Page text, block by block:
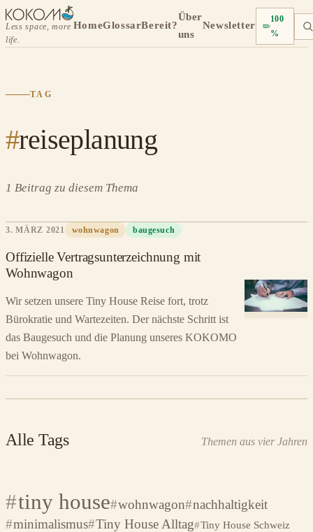
Less space, more
life.
HomeGlossarBereit?
Über
uns
Newsletter
100
%
TAG
#reiseplanung
1 Beitrag zu diesem Thema
3. MÄRZ 2021 wohnwagon baugesuch
Offizielle Vertragsunterzeichnung mit
Wohnwagon
Wir setzen unsere Tiny House Reise fort, trotz
Bürokratie und Wartezeiten. Der nächste Schritt ist
das Baugesuch und die Planung unseres KOKOMO
bei Wohnwagon.
Alle Tags Themen aus vier Jahren
tiny house wohnwagon nachhaltigkeit
minimalismus Tiny House Alltag Tiny House Schweiz